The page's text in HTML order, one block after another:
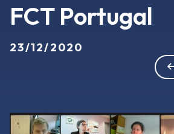
FCT Portugal
23/12/2020